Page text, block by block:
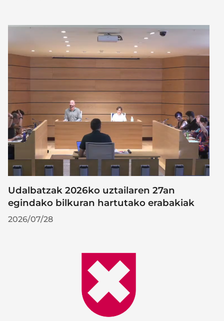
Udalbatzak 2026ko uztailaren 27an
egindako bilkuran hartutako erabakiak
2026/07/28